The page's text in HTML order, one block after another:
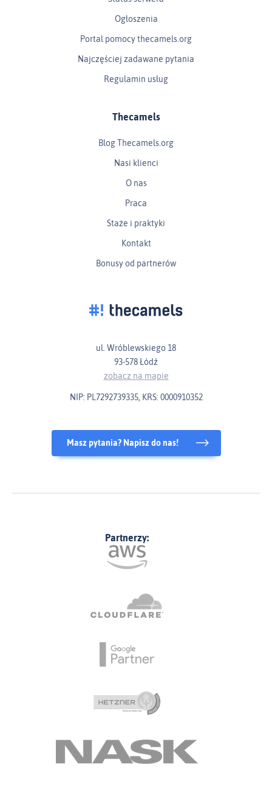
Ogłoszenia
Portal pomocy thecamels.org
Najczęściej zadawane pytania
Regulamin usług
Thecamels
Blog Thecamels.org
Nasi klienci
O nas
Praca
Staże i praktyki
Kontakt
Bonusy od partnerów
ul. Wróblewskiego 18
93-578 Łódź
zobacz na mapie
NIP: PL7292739335, KRS: 0000910352
Masz pytania? Napisz do nas!
Partnerzy: